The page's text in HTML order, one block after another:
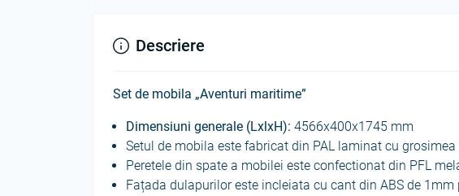
Descriere
Set de mobila „Aventuri maritime”
Dimensiuni generale (LxlxH): 4566x400x1745 mm
Setul de mobila este fabricat din PAL laminat cu grosimea
Peretele din spate a mobilei este confectionat din PFL
Fațada dulapurilor este incleiata cu cant din ABS de